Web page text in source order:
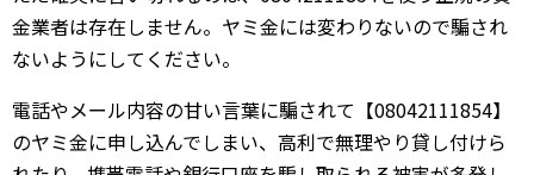
金業者は存在しません。ヤミ金には変わりないので騙され
ないようにしてください。
電話やメール内容の甘い言葉に騙されて【08042111854】
のヤミ金に申し込んでしまい、高利で無理やり貸し付けら